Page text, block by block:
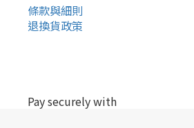
條款與細則
退換貨政策
Pay securely with